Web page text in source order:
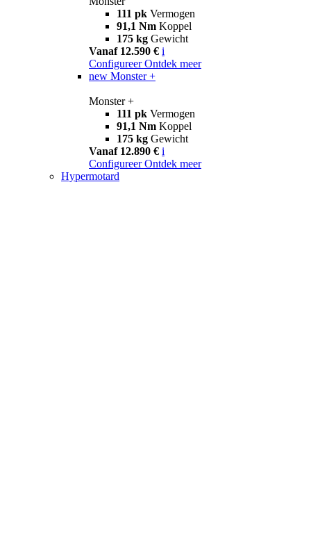
111 pk Vermogen
91,1 Nm Koppel
175 kg Gewicht
Vanaf 12.590 € i
Configureer Ontdek meer
new Monster +
Monster +
111 pk Vermogen
91,1 Nm Koppel
175 kg Gewicht
Vanaf 12.890 € i
Configureer Ontdek meer
Hypermotard